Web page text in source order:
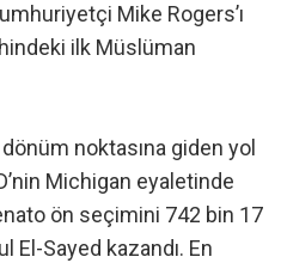
Mike Rogers’ı
ilk Müslüman
noktasına giden yol
Michigan eyaletinde
ön seçimini 742 bin 17
El-Sayed kazandı. En